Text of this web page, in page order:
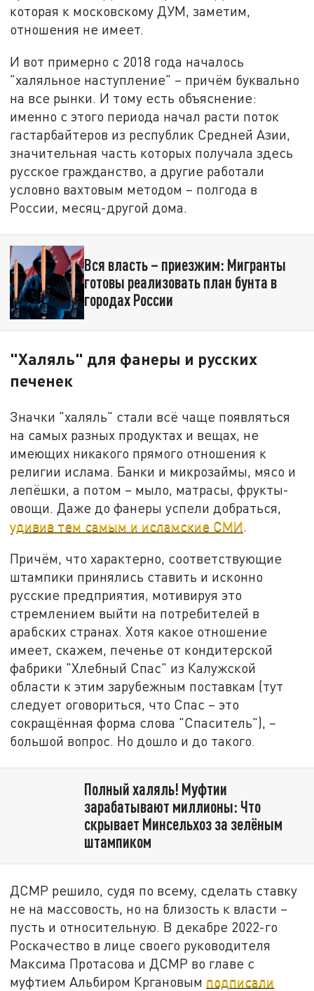
которая к московскому ДУМ, заметим,
отношения не имеет.
И вот примерно с 2018 года началось
"халяльное наступление" – причём буквально
на все рынки. И тому есть объяснение:
именно с этого периода начал расти поток
гастарбайтеров из республик Средней Азии,
значительная часть которых получала здесь
русское гражданство, а другие работали
условно вахтовым методом – полгода в
России, месяц-другой дома.
Вся власть – приезжим: Мигранты
готовы реализовать план бунта в
городах России
"Халяль" для фанеры и русских
печенек
Значки "халяль" стали всё чаще появляться
на самых разных продуктах и вещах, не
имеющих никакого прямого отношения к
религии ислама. Банки и микрозаймы, мясо и
лепёшки, а потом – мыло, матрасы, фрукты-
овощи. Даже до фанеры успели добраться,
удивив тем самым и исламские СМИ.
Причём, что характерно, соответствующие
штампики принялись ставить и исконно
русские предприятия, мотивируя это
стремлением выйти на потребителей в
арабских странах. Хотя какое отношение
имеет, скажем, печенье от кондитерской
фабрики "Хлебный Спас" из Калужской
области к этим зарубежным поставкам (тут
следует оговориться, что Спас – это
сокращённая форма слова "Спаситель"), –
большой вопрос. Но дошло и до такого.
Полный халяль! Муфтии
зарабатывают миллионы: Что
скрывает Минсельхоз за зелёным
штампиком
ДСМР решило, судя по всему, сделать ставку
не на массовость, но на близость к власти –
пусть и относительную. В декабре 2022-го
Роскачество в лице своего руководителя
Максима Протасова и ДСМР во главе с
муфтием Альбиром Кргановым подписали